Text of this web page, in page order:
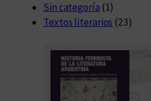
Sin categoría (1)
Textos literarios (23)